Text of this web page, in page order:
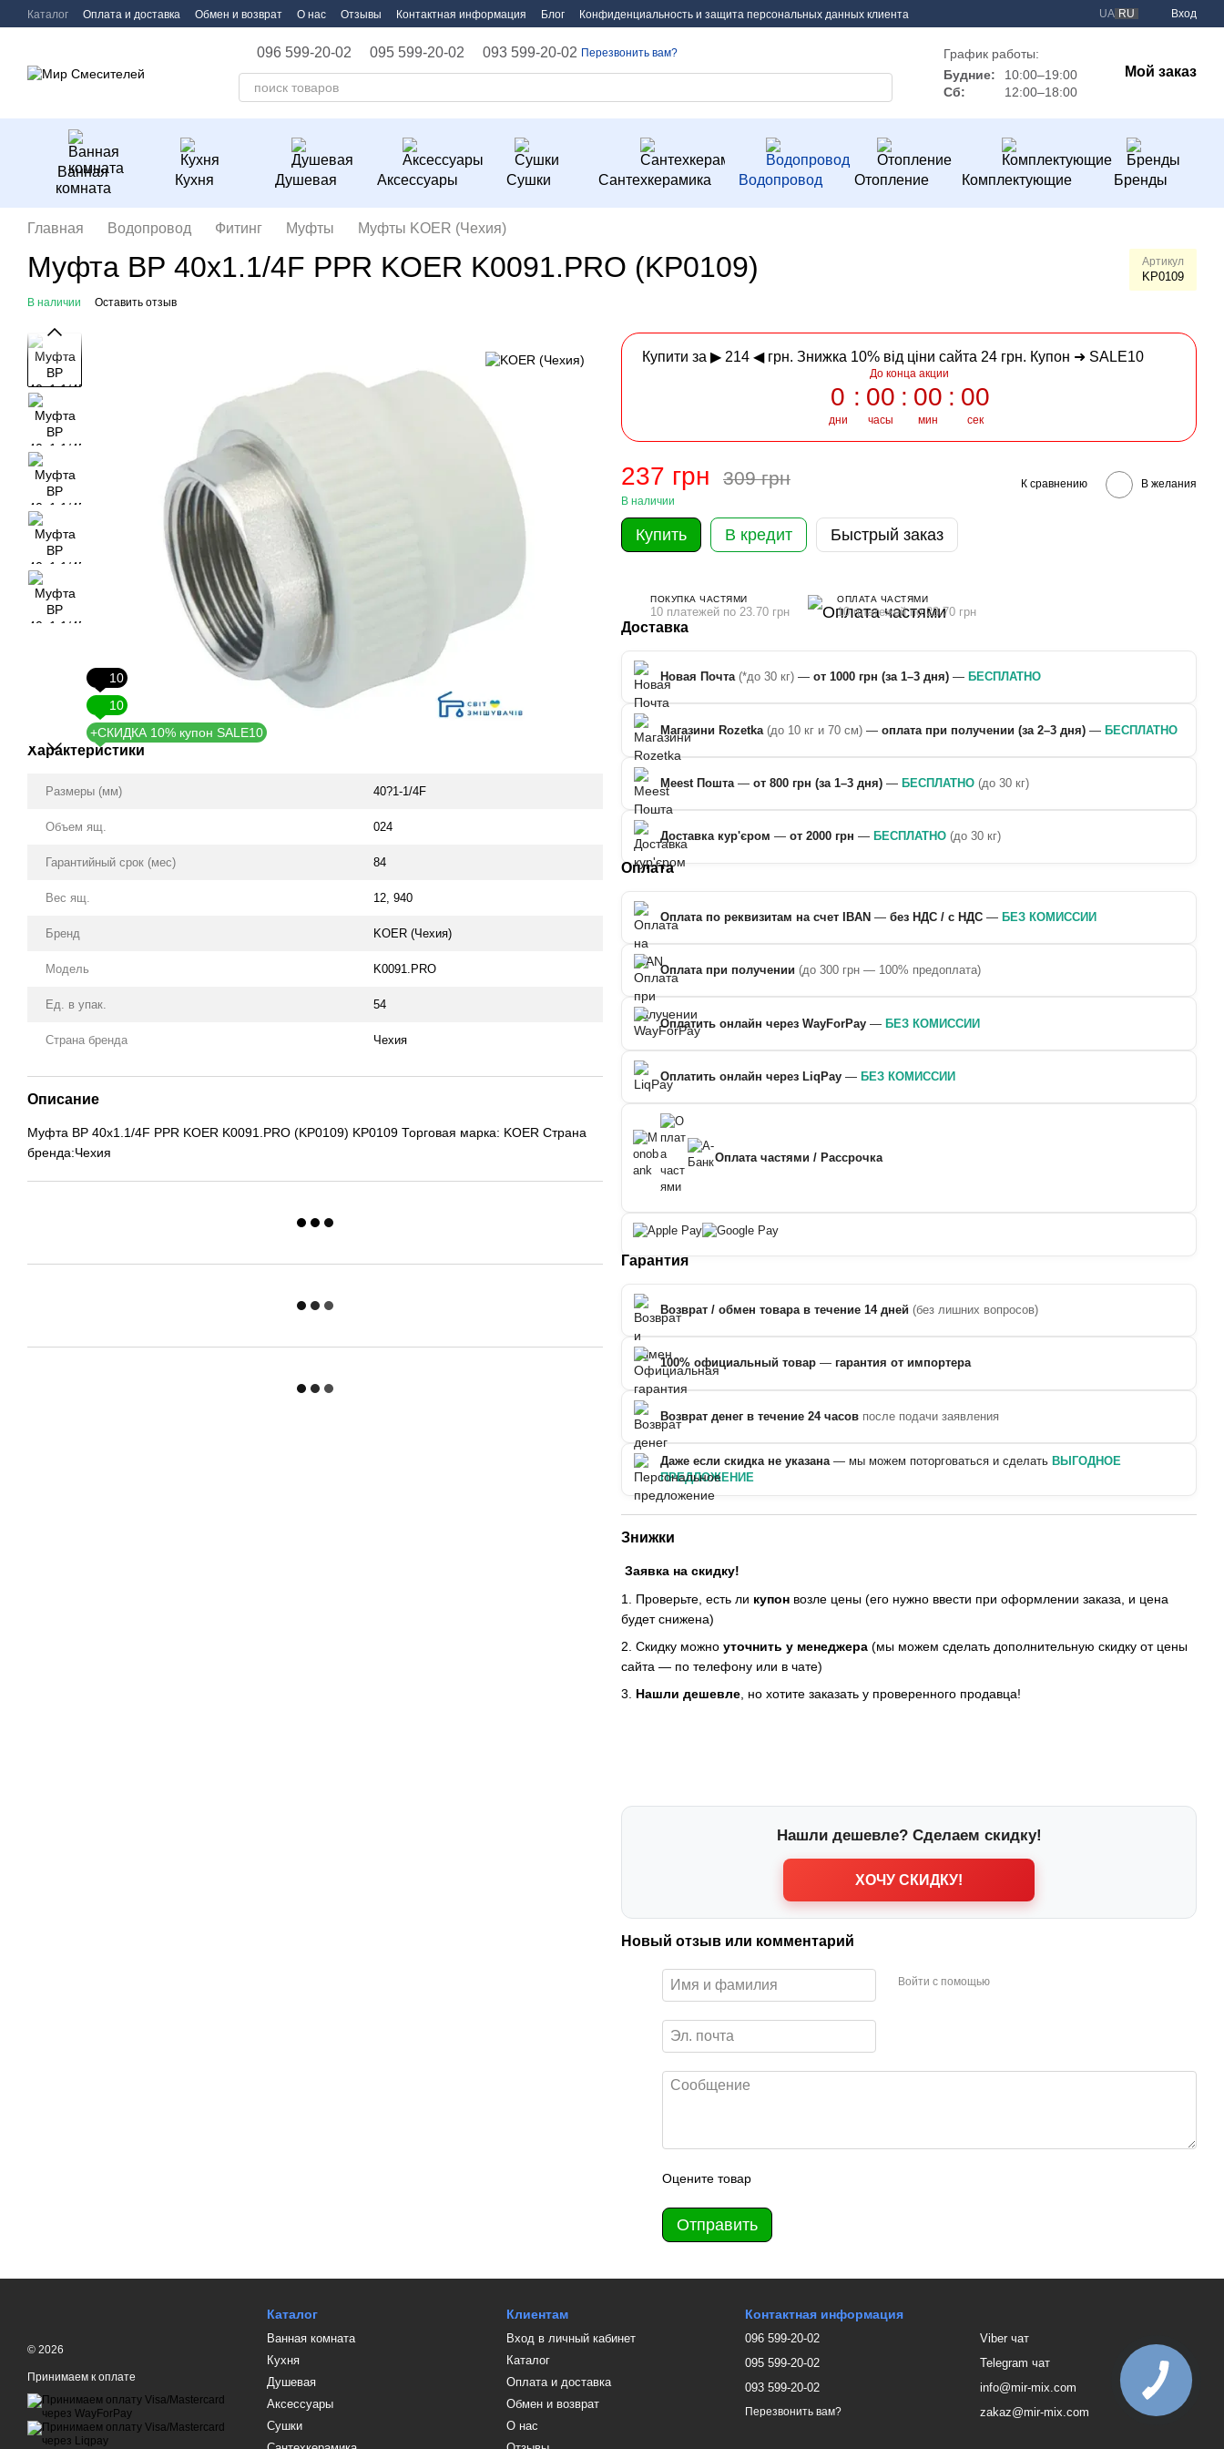
Перейти к основному контенту
Каталог Оплата и доставка Обмен и возврат О нас Отзывы Контактная информация Блог Конфиденциальность и защита персональных данных клиента UA RU Вход
096 599-20-02 095 599-20-02 093 599-20-02 Перезвонить вам?
График работы:
Будние:
10:00–19:00
Сб:
12:00–18:00
Мой заказ
Ванная
комната
Кухня Душевая Аксессуары Сушки Сантехкерамика Водопровод Отопление Комплектующие Бренды
Главная Водопровод Фитинг Муфты Муфты KOER (Чехия)
Муфта ВР 40x1.1/4F PPR KOER K0091.PRO (KP0109) Артикул
KP0109
В наличии Оставить отзыв
10
10
+СКИДКА 10% купон SALE10
Характеристики
Размеры (мм) 40?1-1/4F
Объем ящ. 024
Гарантийный срок (мес) 84
Вес ящ. 12, 940
Бренд KOER (Чехия)
Модель K0091.PRO
Ед. в упак. 54
Страна бренда Чехия
Описание
Муфта ВР 40x1.1/4F PPR KOER K0091.PRO (KP0109) KP0109 Торговая марка: KOER Страна
бренда:Чехия
Купити за ▶ 214 ◀ грн. Знижка 10% від ціни сайта 24 грн. Купон ➜ SALE10
До конца акции
0
дни
00
часы
00
мин
00
сек
237 грн 309 грн
В наличии
К сравнению В желания
Купить В кредит Быстрый заказ
ПОКУПКА ЧАСТЯМИ
10 платежей по 23.70 грн
ОПЛАТА ЧАСТЯМИ
10 платежей по 23.70 грн
Доставка
Новая Почта (*до 30 кг) — от 1000 грн (за 1–3 дня) — БЕСПЛАТНО
Магазини Rozetka (до 10 кг и 70 см) — оплата при получении (за 2–3 дня) — БЕСПЛАТНО
Meest Пошта — от 800 грн (за 1–3 дня) — БЕСПЛАТНО (до 30 кг)
Доставка кур'єром — от 2000 грн — БЕСПЛАТНО (до 30 кг)
Оплата
Оплата по реквизитам на счет IBAN — без НДС / с НДС — БЕЗ КОМИССИИ
Оплата при получении (до 300 грн — 100% предоплата)
Оплатить онлайн через WayForPay — БЕЗ КОМИССИИ
Оплатить онлайн через LiqPay — БЕЗ КОМИССИИ
Оплата частями / Рассрочка
Гарантия
Возврат / обмен товара в течение 14 дней (без лишних вопросов)
100% официальный товар — гарантия от импортера
Возврат денег в течение 24 часов после подачи заявления
Даже если скидка не указана— мы можем поторговаться и сделать ВЫГОДНОЕ
ПРЕДЛОЖЕНИЕ
Знижки
Заявка на скидку!
1. Проверьте, есть ли купон возле цены (его нужно ввести при оформлении заказа, и цена
будет снижена)
2. Скидку можно уточнить у менеджера (мы можем сделать дополнительную скидку от цены
сайта — по телефону или в чате)
3. Нашли дешевле, но хотите заказать у проверенного продавца!
Нашли дешевле? Сделаем скидку!
ХОЧУ СКИДКУ!
Новый отзыв или комментарий
Войти с помощью
Оцените товар
Отправить
© 2026
Принимаем к оплате
Каталог
Ванная комната
Кухня
Душевая
Аксессуары
Сушки
Клиентам
Вход в личный кабинет
Каталог
Оплата и доставка
Обмен и возврат
О нас
Контактная информация
096 599-20-02
095 599-20-02
093 599-20-02
Перезвонить вам?
Viber чат
Telegram чат
info@mir-mix.com
zakaz@mir-mix.com